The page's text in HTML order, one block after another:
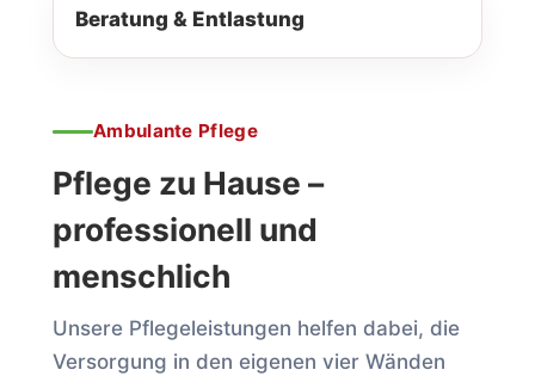
Beratung & Entlastung
Ambulante Pflege
Pflege zu Hause –
professionell und
menschlich
Unsere Pflege­leistungen helfen dabei, die
Versorgung in den eigenen vier Wänden